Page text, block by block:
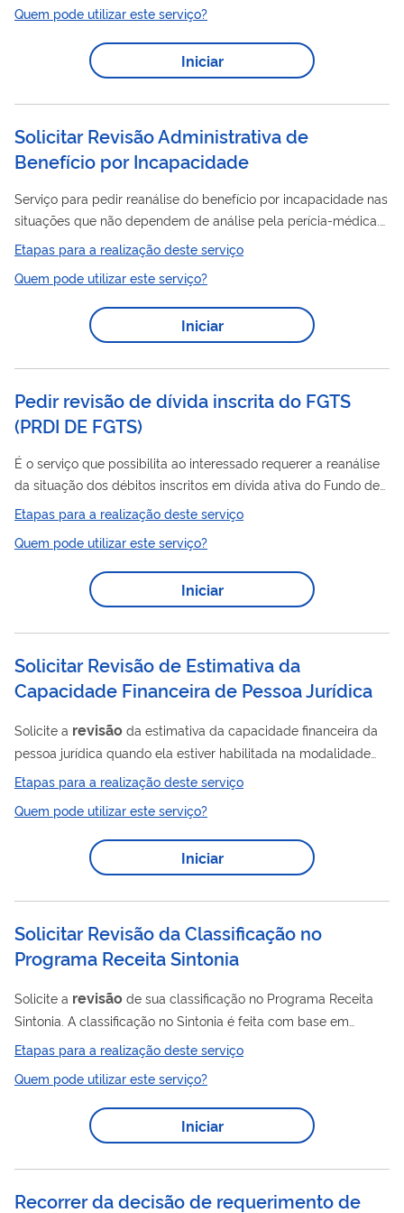
pedido é realizado totalmente pela internet, você não precisa ir
Quem pode utilizar este serviço?
Iniciar
Solicitar Revisão Administrativa de
Benefício por Incapacidade
Serviço para pedir reanálise do benefício por incapacidade nas
situações que não dependem de análise pela perícia-médica.
É indicado nos casos, por exemplo, de: ajustes do valor do
benefício ou do tempo de contribuição considerado;
inclusão/alteração/exclusão de dependentes; apresentação
de novos documentos. Este pedido é realizado totalmente pela
internet, você não precisa ir ao INSS.
Etapas para a realização deste serviço
Quem pode utilizar este serviço?
Iniciar
Pedir revisão de dívida inscrita do FGTS
(PRDI DE FGTS)
É o serviço que possibilita ao interessado requerer a reanálise
da situação dos débitos inscritos em dívida ativa do Fundo de
Garantia do Tempo de Serviço (FGTS) para alegação de: -
pagamento; Atenção ! Em caso de alegação de pagamento
de valores diretamente ao trabalhador em acordo homologado
pelo juízo ou sentença transitada em julgado, clique aqui para
Etapas para a realização deste serviço
Quem pode utilizar este serviço?
Iniciar
Solicitar Revisão de Estimativa da
Capacidade Financeira de Pessoa Jurídica
Solicite a revisão da estimativa da capacidade financeira da
pessoa jurídica quando ela estiver habilitada na modalidade
Limitada e houver indicação de que sua capacidade financeira
permite limites maiores ou a reclassificação para outra
modalidade. O objetivo é elevar o limite de
importação/exportação da empresa, passando de
modalidades limitadas para superiores. É possível pedir a
declarante tiver recursos próprios...
Etapas para a realização deste serviço
Quem pode utilizar este serviço?
Iniciar
Solicitar Revisão da Classificação no
Programa Receita Sintonia
Solicite a revisão de sua classificação no Programa Receita
Sintonia. A classificação no Sintonia é feita com base em
indicadores de regularidade, organizados em quatro áreas:
Cadastro, Declarações e Escriturações, Consistência e
Pagamento. Esses indicadores verificam se o cadastro está
regular, se as declarações e escriturações foram entregues no
prazo, se as informações prestadas estão corretas e se os
pode solicitar, com...
Etapas para a realização deste serviço
Quem pode utilizar este serviço?
Iniciar
Recorrer da decisão de requerimento de